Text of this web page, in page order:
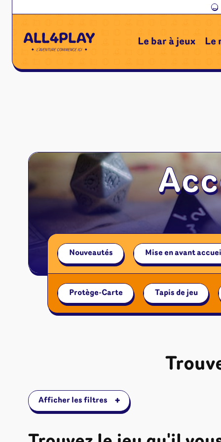
←
Le bar à jeux Le
Nouveautés Mise en avant
Protège-Carte Tapis de jeu
Afficher les filtres +